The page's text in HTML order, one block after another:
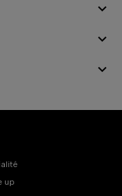



up